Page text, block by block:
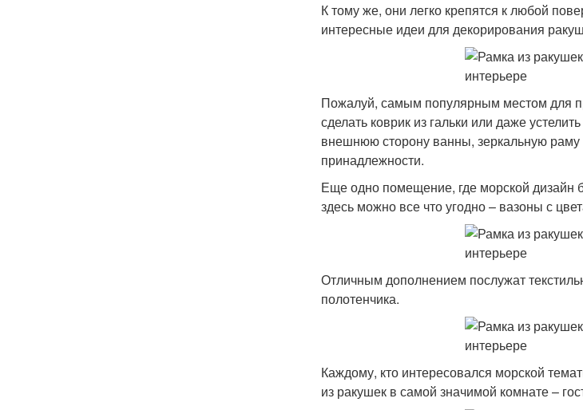
К тому же, они легко крепятся к любой
интересные идеи для декорирования
Пожалуй, самым популярным местом для
сделать коврик из гальки или даже
внешнюю сторону ванны, зеркальную
принадлежности.
Еще одно помещение, где морской дизайн
здесь можно все что угодно – вазоны с
Отличным дополнением послужат
полотенчика.
Каждому, кто интересовался морской
из ракушек в самой значимой комнате –